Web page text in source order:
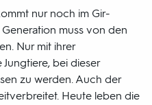
nur noch im Gir-
muss von den
Nur mit ihrer
bei dieser
zu werden. Auch der
Heute leben die